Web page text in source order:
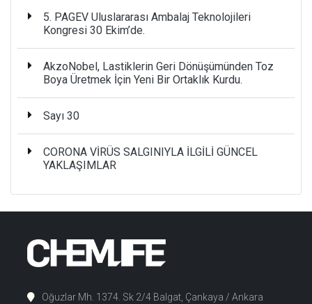
5. PAGEV Uluslararası Ambalaj Teknolojileri
Kongresi 30 Ekim’de.
AkzoNobel, Lastiklerin Geri Dönüşümünden Toz
Boya Üretmek İçin Yeni Bir Ortaklık Kurdu.
Sayı 30
CORONA VİRÜS SALGINIYLA İLGİLİ GÜNCEL
YAKLAŞIMLAR
Oğuzlar Mh. 1374. Sk 2/4 Balgat, Çankaya / Ankara